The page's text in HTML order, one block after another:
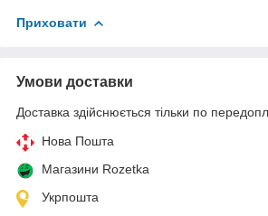
Приховати
Умови доставки
Доставка здійснюється тільки по
Нова Пошта
Магазини Rozetka
Укрпошта